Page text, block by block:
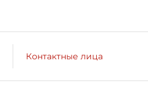
Контактные лица